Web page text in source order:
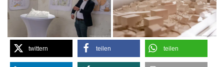
twittern teilen teilen